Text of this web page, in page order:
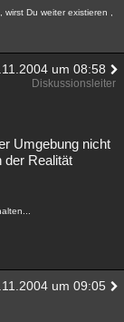
Du weiter existieren ,
um 08:58
Diskussionsleiter
Umgebung nicht
der Realität
um 09:05